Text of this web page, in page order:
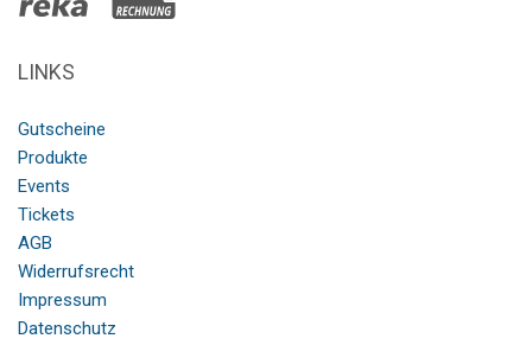
LINKS
Gutscheine
Produkte
Events
Tickets
AGB
Widerrufsrecht
Impressum
Datenschutz